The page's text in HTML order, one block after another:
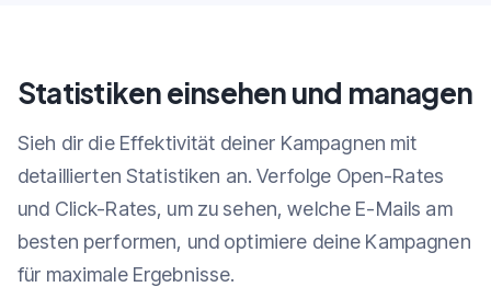
Statistiken einsehen und managen
Sieh dir die Effektivität deiner Kampagnen mit
detaillierten Statistiken an. Verfolge Open-Rates
und Click-Rates, um zu sehen, welche E-Mails am
besten performen, und optimiere deine Kampagnen
für maximale Ergebnisse.